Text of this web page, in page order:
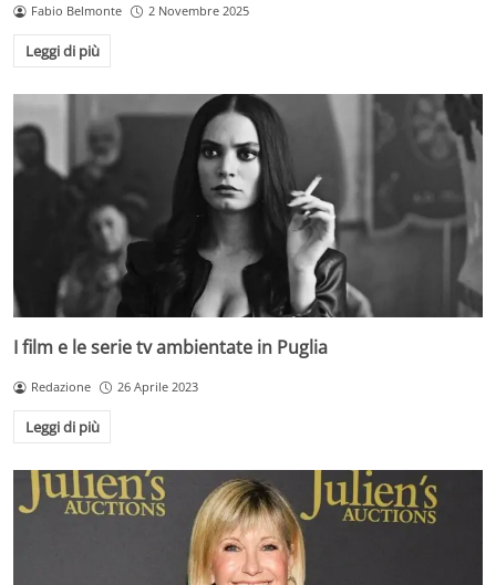
Fabio Belmonte 2 Novembre 2025
Leggi di più
I film e le serie tv ambientate in Puglia
Redazione 26 Aprile 2023
Leggi di più